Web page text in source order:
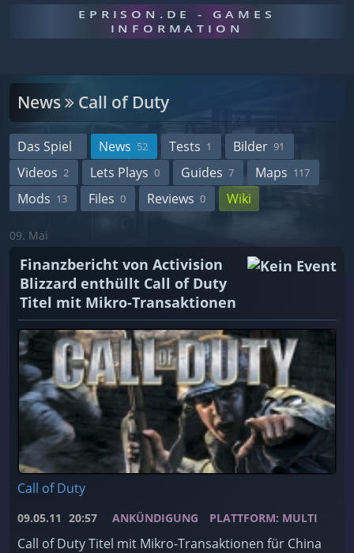
EPRISON.DE - GAMES
INFORMATION
News Call of Duty
Das Spiel News 52 Tests 1 Bilder 91
Videos 2 Lets Plays 0 Guides 7 Maps 117
Mods 13 Files 0 Reviews 0 Wiki
09. Mai
Finanzbericht von Activision
Blizzard enthüllt Call of Duty
Titel mit Mikro-Transaktionen
Call of Duty
09.05.11 20:57 ANKÜNDIGUNG PLATTFORM: MULTI
Call of Duty Titel mit Mikro-Transaktionen für China